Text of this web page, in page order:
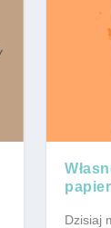
Dzisiaj